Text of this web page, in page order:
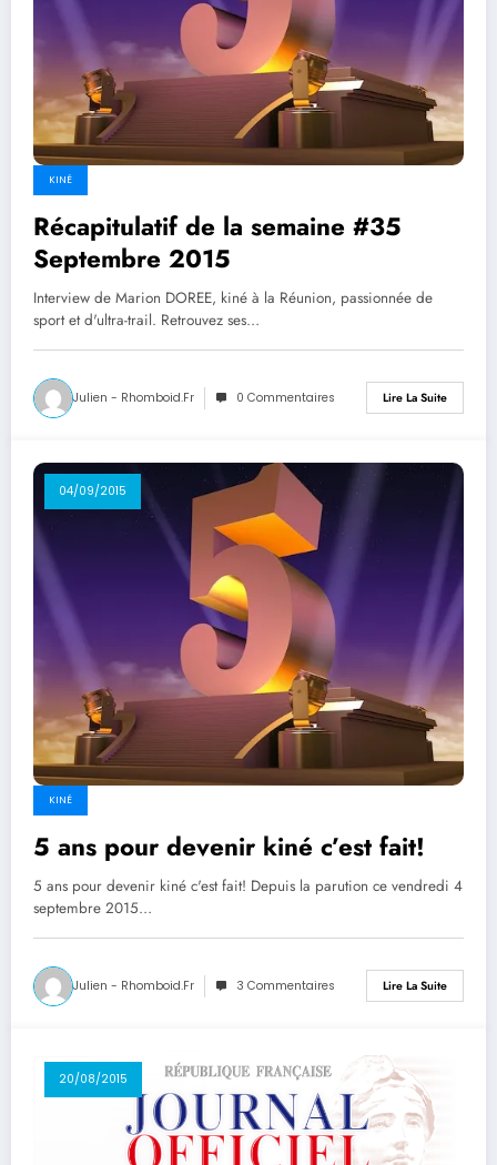
KINÉ
Récapitulatif de la semaine #35
Septembre 2015
Interview de Marion DOREE, kiné à la Réunion, passionnée de
sport et d'ultra-trail. Retrouvez ses…
Julien - Rhomboid.fr 0 Commentaires Lire La Suite
04/09/2015
KINÉ
5 ans pour devenir kiné c’est fait!
5 ans pour devenir kiné c'est fait! Depuis la parution ce vendredi 4
septembre 2015…
Julien - Rhomboid.fr 3 Commentaires Lire La Suite
20/08/2015